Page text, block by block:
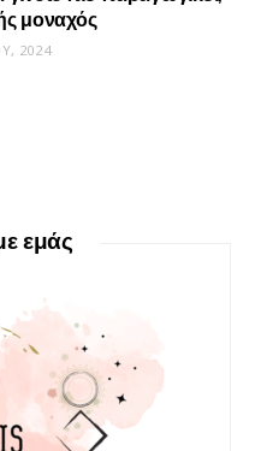
μοναχός
2024
εμάς